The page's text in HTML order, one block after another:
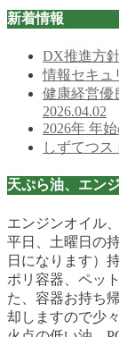
す。創業時、弊
燃料として様々
業ともう一つ重
業があります。
で“不要になっ
に立てるよう活
ったいない”精
用の可能性を追
これも、お客様
あってのことで
らも基本事業を
デアを元に、自
新着情報
DX推進方針
情報セキ
健康経営優